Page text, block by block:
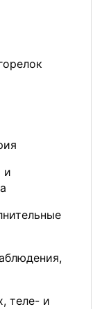
и
теле- и